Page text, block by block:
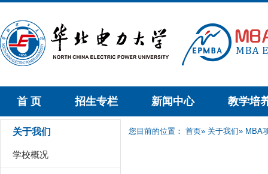
首 页 招生专栏 新闻中心 教学培
关于我们
学校概况
您目前的位置： 首页» 关于我们» MBA